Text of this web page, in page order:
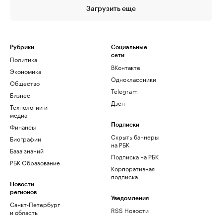
Загрузить еще
Рубрики
Политика
Экономика
Общество
Бизнес
Технологии и
медиа
Финансы
Биографии
База знаний
РБК Образование
Новости
регионов
Санкт-Петербург
и область
Социальные
сети
ВКонтакте
Одноклассники
Telegram
Дзен
Подписки
Скрыть баннеры
на РБК
Подписка на РБК
Корпоративная
подписка
Уведомления
RSS Новости